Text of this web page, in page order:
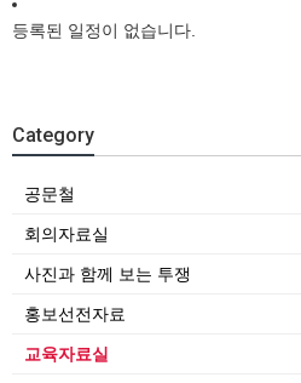
등록된 일정이 없습니다.
Category
공문철
회의자료실
사진과 함께 보는 투쟁
홍보선전자료
교육자료실